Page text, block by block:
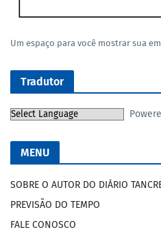
Um espaço para você mostrar sua
Tradutor
MENU
SOBRE O AUTOR DO DIÁRIO
PREVISÃO DO TEMPO
FALE CONOSCO